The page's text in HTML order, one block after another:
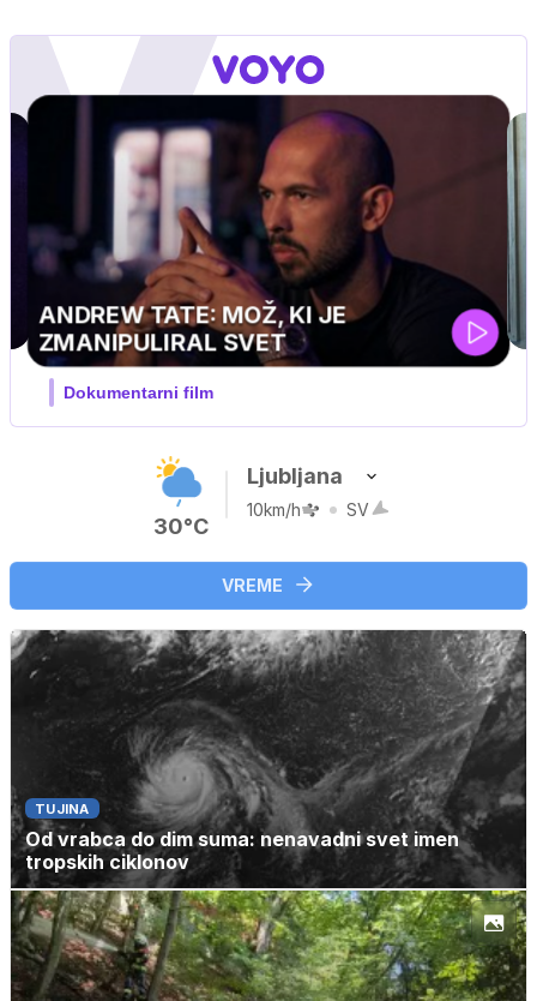
MOJ PRIJATELJ PINGVIN
Film meseca / družinski, pustolovski
30°C
Ljubljana
10km/h SV
VREME
TUJINA
Od vrabca do dim suma: nenavadni svet imen
tropskih ciklonov